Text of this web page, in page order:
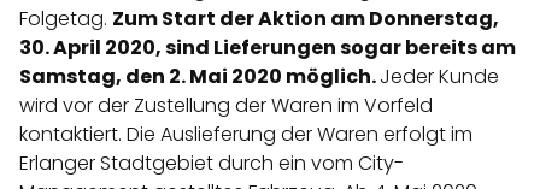
Folgetag. Zum Start der Aktion am Donnerstag,
30. April 2020, sind Lieferungen sogar bereits am
Samstag, den 2. Mai 2020 möglich.Jeder Kunde
wird vor der Zustellung der Waren im Vorfeld
kontaktiert. Die Auslieferung der Waren erfolgt im
Erlanger Stadtgebiet durch ein vom City-